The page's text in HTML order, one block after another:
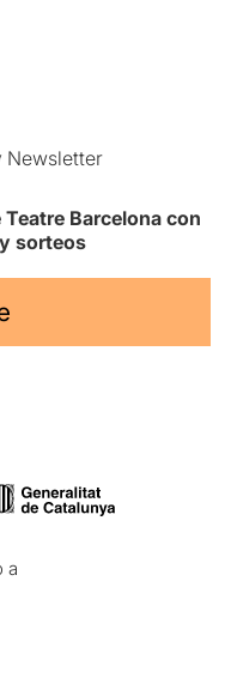
Newsletter
Barcelona con
sorteos
a